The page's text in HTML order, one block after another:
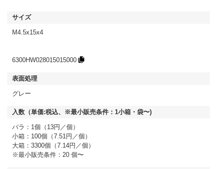
M4.5x15x4
6300HW028015015000
グレー
バラ：1個（13円／個）
小箱：100個（7.51円／個）
大箱：3300個（7.14円／個）
※最小販売条件：20 個〜